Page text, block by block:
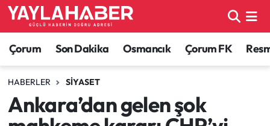
Çorum Son Dakika Osmancık Çorum FK
HABERLER SIYASET
Ankara’dan gelen şok
Alaca Haberleri
Bayat Haberleri
Bilgi - Keşfet Haberleri
Çorum Nöbetçi Eczaneler
Çorum Hava Durumu
Çorum Namaz Vakitleri